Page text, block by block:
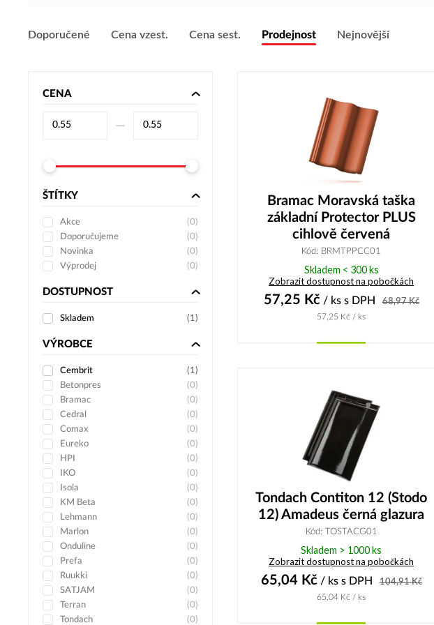
Doporučené Cena vzest. Cena sest. Prodejnost Nejnovější
CENA
–⁠
ŠTÍTKY
Akce (0)
Doporučujeme
(0)
Novinka
(0)
Výprodej
(0)
DOSTUPNOST
Skladem (1)
VÝROBCE
Cembrit (1)
Betonpres
(0)
Bramac
(0)
Cedral
(0)
Comax
(0)
Eureko
(0)
HPI
(0)
IKO
(0)
Isola
(0)
KM Beta
(0)
Lehmann
(0)
Marlon
(0)
Onduline
(0)
Prefa
(0)
Ruukki
(0)
SATJAM
(0)
Terran
(0)
Tondach
(0)
Bramac Moravská taška
základní Protector PLUS
cihlově červená
Kód: BRMTPPCC01
Skladem < 300 ks
Zobrazit dostupnost na pobočkách
57,25 Kč/ ks s DPH 68,97Kč
57,25 Kč / ks
Tondach Contiton 12 (Stodo
12) Amadeus černá glazura
Kód: TOSTACG01
Skladem > 1000 ks
Zobrazit dostupnost na pobočkách
65,04 Kč/ ks s DPH 104,91Kč
65,04 Kč / ks